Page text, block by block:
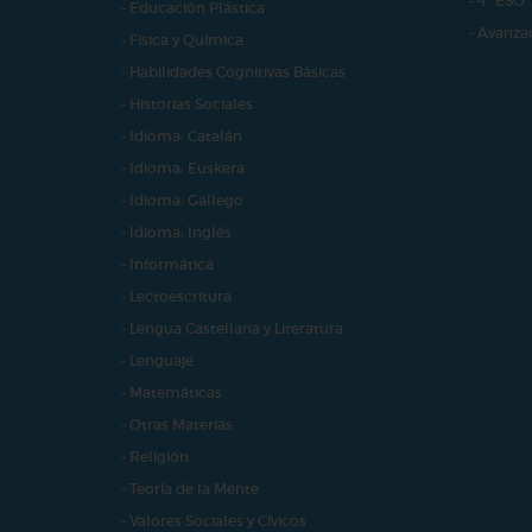
- Educación Plástica
- Física y Química
- Habilidades Cognitivas Básicas
- Historias Sociales
- Idioma: Catalán
- Idioma: Euskera
- Idioma: Gallego
- Idioma: Inglés
- Informática
- Lectoescritura
- Lengua Castellana y Literatura
- Lenguaje
- Matemáticas
- Otras Materias
- Religión
- Teoría de la Mente
- Valores Sociales y Cívicos
-